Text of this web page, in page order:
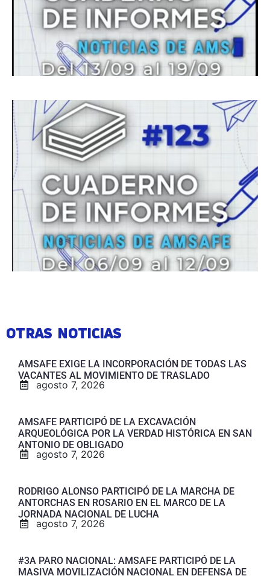
OTRAS NOTICIAS
AMSAFE EXIGE LA INCORPORACIÓN DE TODAS LAS
VACANTES AL MOVIMIENTO DE TRASLADO
agosto 7, 2026
AMSAFE PARTICIPÓ DE LA EXCAVACIÓN
ARQUEOLÓGICA POR LA VERDAD HISTÓRICA EN SAN
ANTONIO DE OBLIGADO
agosto 7, 2026
RODRIGO ALONSO PARTICIPÓ DE LA MARCHA DE
ANTORCHAS EN ROSARIO EN EL MARCO DE LA
JORNADA NACIONAL DE LUCHA
agosto 7, 2026
#3A PARO NACIONAL: AMSAFE PARTICIPÓ DE LA
MASIVA MOVILIZACIÓN NACIONAL EN DEFENSA DE